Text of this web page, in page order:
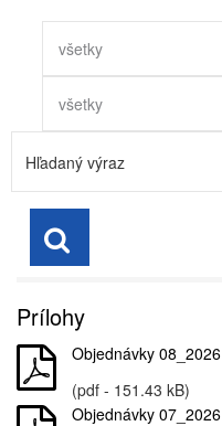
všetky
všetky
Prílohy
Objednávky 08_2026
(pdf - 151.43 kB)
Objednávky 07_2026